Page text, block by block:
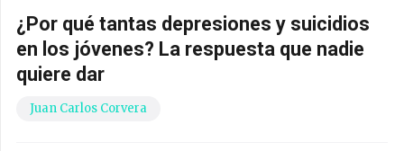
¿Por qué tantas depresiones y suicidios
en los jóvenes? La respuesta que nadie
quiere dar
Juan Carlos Corvera